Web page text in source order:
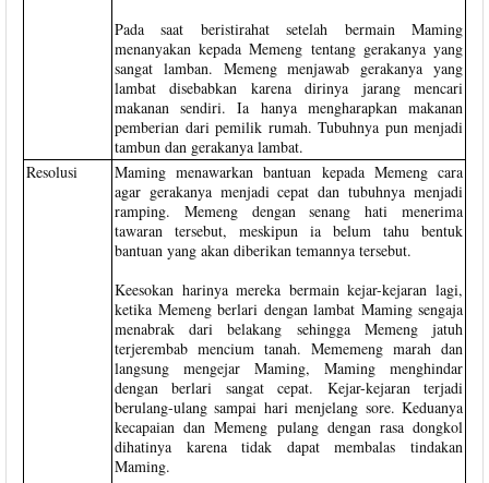
Pada saat beristirahat setelah bermain Maming
menanyakan kepada Memeng tentang gerakanya yang
sangat lamban. Memeng menjawab gerakanya yang
lambat disebabkan karena dirinya jarang mencari
makanan sendiri. Ia hanya mengharapkan makanan
pemberian dari pemilik rumah. Tubuhnya pun menjadi
tambun dan gerakanya lambat.
Resolusi
Maming menawarkan bantuan kepada Memeng cara
agar gerakanya menjadi cepat dan tubuhnya menjadi
ramping. Memeng dengan senang hati menerima
tawaran tersebut, meskipun ia belum tahu bentuk
bantuan yang akan diberikan temannya tersebut.
Keesokan harinya mereka bermain kejar-kejaran lagi,
ketika Memeng berlari dengan lambat Maming sengaja
menabrak dari belakang sehingga Memeng jatuh
terjerembab mencium tanah. Mememeng marah dan
langsung mengejar Maming, Maming menghindar
dengan berlari sangat cepat. Kejar-kejaran terjadi
berulang-ulang sampai hari menjelang sore. Keduanya
kecapaian dan Memeng pulang dengan rasa dongkol
dihatinya karena tidak dapat membalas tindakan
Maming.